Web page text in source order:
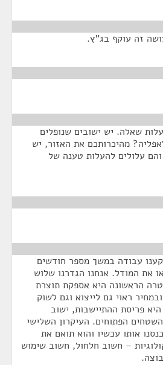
זה עוקף בג"ץ.
שאלה. יש ישובים שנופלים
מהיכרותכם את האזור, יש
עלולים להעלות טענה של
עבודה במשך מספר חודשים
את המודל. אנחנו הגדרנו שלוש
הראשונה היא אספקת תוצרת
ראוי גם לייצוא וגם לשוק
פריסת ההתיישבות, ישוב
הפתוחים. העיקרון השלישי
אותו עכשיו והוא תואם את
אקולוגיות – חשוב חלחול, חשוב שימוש